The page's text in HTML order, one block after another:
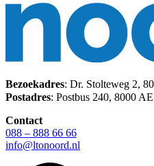
Bezoekadres: Dr. Stolteweg 2,
Postadres: Postbus 240, 8000
Contact
088 – 888 66 66
info@ltonoord.nl